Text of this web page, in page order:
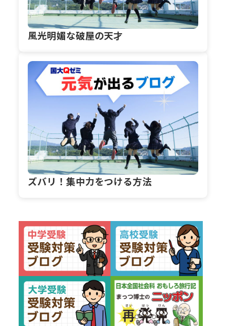
風光明媚な破屋の天才
ズバリ！集中力をつける方法